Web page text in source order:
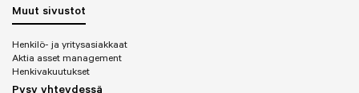
Muut sivustot
Henkilö- ja yritysasiakkaat
Aktia asset management
Henkivakuutukset
Pysy yhteydessä